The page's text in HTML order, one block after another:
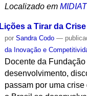
Localizado em
Lições a Tirar da
porSandra Codo —
da Inovação e
Docente da
desenvolvimento,
passam por uma